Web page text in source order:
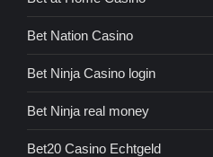
Bet Nation Casino
Bet Ninja Casino login
Bet Ninja real money
Bet20 Casino Echtgeld